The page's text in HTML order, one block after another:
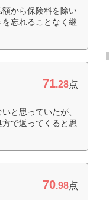
から保険料を除い
忘れることなく継
71.28点
と思っていたが、
で返ってくると思
70.98点